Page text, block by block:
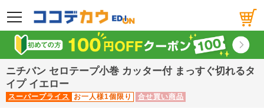
メニュー
ニチバン セロテープ小巻 カッター付 まっすぐ切れるタ
イプ イエロー
スーパープライス お一人様1個限り 合せ買い商品